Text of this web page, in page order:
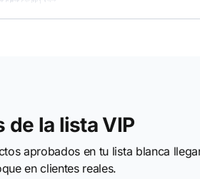
de la lista VIP
aprobados en tu lista blanca
en clientes reales.